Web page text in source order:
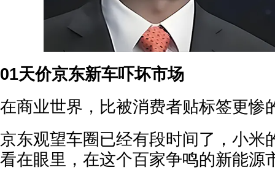
01天价京东新车吓坏市场
在商业世界，比被消费者贴标签更惨
京东观望车圈已经有段时间了，小米
看在眼里，在这个百家争鸣的新能源